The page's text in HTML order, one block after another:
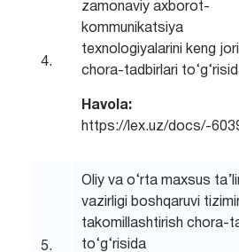
4.
zamonaviy axborot-
kommunikatsiya
texnologiyalarini keng
chora-tadbirlari
Havola:
https://lex.uz/docs/-
5.
Oliy va o‘rta maxsus
vazirligi boshqaruvi
takomillashtirish chora-
to‘g‘risida